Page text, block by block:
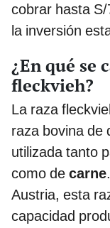
cobrar hasta
la inversión
¿En qué se
fleckvieh?
La raza
raza bovina de
utilizada tanto
como de carne
Austria, esta
capacidad